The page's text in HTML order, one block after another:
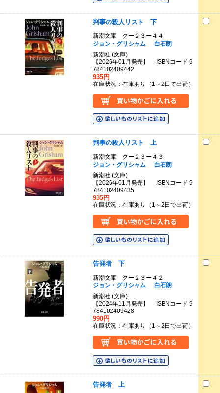
判事の殺人リスト 下
新潮文庫 クー２３ー４４
ジョン・グリシャム
白石朗
新潮社 (文庫)
【2026年01月発売】 ISBNコード 9
784102409442
935円
在庫状況：在庫あり（1～2日で出荷）
判事の殺人リスト 上
新潮文庫 クー２３ー４３
ジョン・グリシャム
白石朗
新潮社 (文庫)
【2026年01月発売】 ISBNコード 9
784102409435
935円
在庫状況：在庫あり（1～2日で出荷）
告発者 下
新潮文庫 クー２３ー４２
ジョン・グリシャム
白石朗
新潮社 (文庫)
【2024年11月発売】 ISBNコード 9
784102409428
990円
在庫状況：在庫あり（1～2日で出荷）
告発者 上